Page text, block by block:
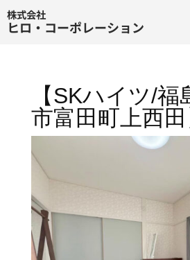
株式会社
ヒロ・コーポレーション
【SKハイツ/福
市富田町上西田